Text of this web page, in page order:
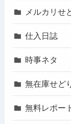
メルカリせ
仕入日誌
時事ネタ
無在庫せど
無料レポー